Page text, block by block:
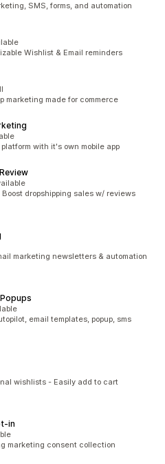
SMS, forms, and automation
Wishlist & Email reminders
marketing made for commerce
with it's own mobile app
dropshipping sales w/ reviews
marketing newsletters & automation
email templates, popup, sms
wishlists - Easily add to cart
marketing consent collection